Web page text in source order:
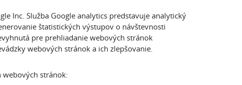
Inc. Služba Google analytics predstavuje analytický
štatistických výstupov o návštevnosti
pre prehliadanie webových stránok
webových stránok a ich zlepšovanie.
webových stránok: